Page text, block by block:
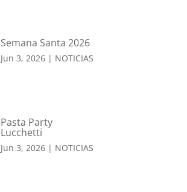
Semana Santa 2026
Jun 3, 2026| NOTICIAS
Pasta Party
Lucchetti
Jun 3, 2026| NOTICIAS